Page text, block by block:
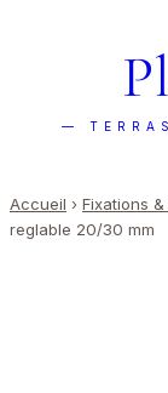
—
Accueil › Fixations
reglable 20/30 mm